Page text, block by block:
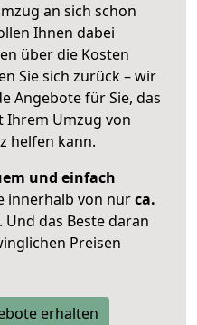
an sich schon
Ihnen dabei
über die Kosten
Sie sich zurück – wir
Angebote für Sie, das
Ihrem Umzug von
helfen kann.
und einfach
innerhalb von nurca.
Und das Beste daran
Preisen
erhalten